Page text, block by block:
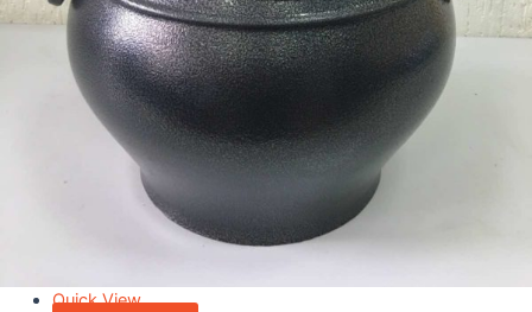
Quick View